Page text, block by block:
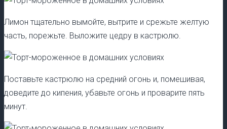
Лимон тщательно вымойте, вытрите и срежьте желтую
часть, порежьте. Выложите цедру в кастрюлю.
Поставьте кастрюлю на средний огонь и, помешивая,
доведите до кипения, убавьте огонь и проварите пять
минут.